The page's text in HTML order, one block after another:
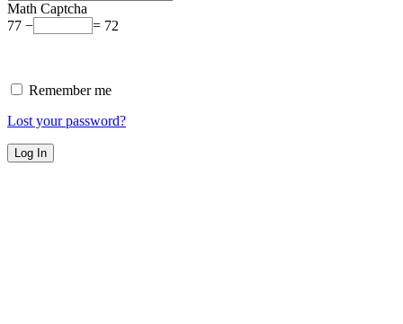
Math Captcha
77 −
= 72
Remember me
Lost your password?